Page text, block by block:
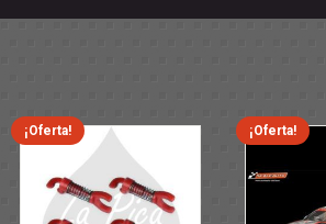
¡Oferta! ¡Oferta!